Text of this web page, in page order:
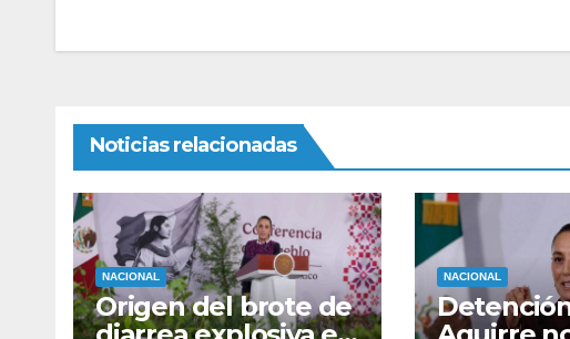
Noticias relacionadas
NACIONAL
Origen del brote de
NACIONAL